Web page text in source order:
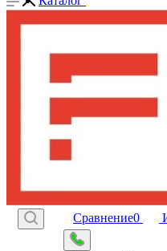
Сравнение0